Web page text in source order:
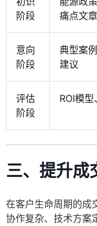
阶段
痛点文章
意向
阶段
典型案
建议
评估
阶段
ROI模
三、提升成
在客户生命周期的成
协作复杂、技术方案